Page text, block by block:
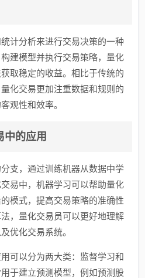
计分析来进行交易决策的一种
建模型并执行交易策略，量化
取稳定的收益。相比于传统的
化交易更加注重数据和规则的
观性和效率。
中的应用
支，通过训练机器从数据中学
易中，机器学习可以帮助量化
模式，提高交易策略的准确性
，量化交易员可以更好地理解
优化交易系统。
可以分为两大类：监督学习和
于建立预测模型，例如预测股